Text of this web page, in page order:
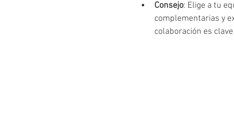
Consejo: Elige a tu
complementarias y
colaboración es